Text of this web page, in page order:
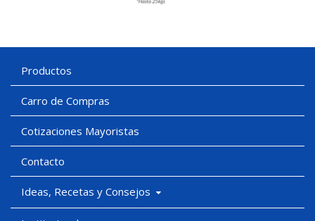
Productos
Carro de Compras
Cotizaciones Mayoristas
Contacto
Ideas, Recetas y Consejos